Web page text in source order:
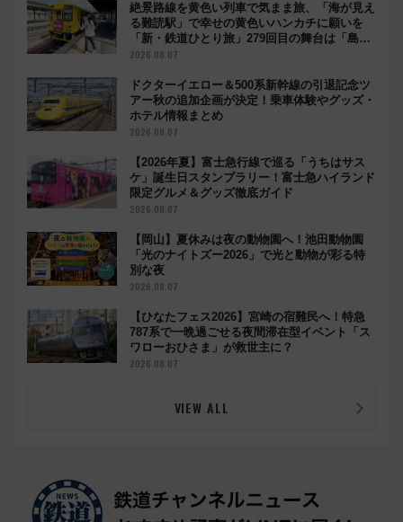
絶景路線を黄色い列車で気まま旅、「海が見え
る難読駅」で幸せの黄色いハンカチに願いを
「新・鉄道ひとり旅」279回目の舞台は「島原
鉄道」
2026.08.07
ドクターイエロー＆500系新幹線の引退記念ツ
アー秋の追加企画が決定！乗車体験やグッズ・
ホテル情報まとめ
2026.08.07
【2026年夏】富士急行線で巡る「うちはサス
ケ」誕生日スタンプラリー！富士急ハイランド
限定グルメ＆グッズ徹底ガイド
2026.08.07
【岡山】夏休みは夜の動物園へ！池田動物園
「光のナイトズー2026」で光と動物が彩る特
別な夜
2026.08.07
【ひなたフェス2026】宮崎の宿難民へ！特急
787系で一晩過ごせる夜間滞在型イベント「ス
ワローおひさま」が救世主に？
2026.08.07
VIEW ALL